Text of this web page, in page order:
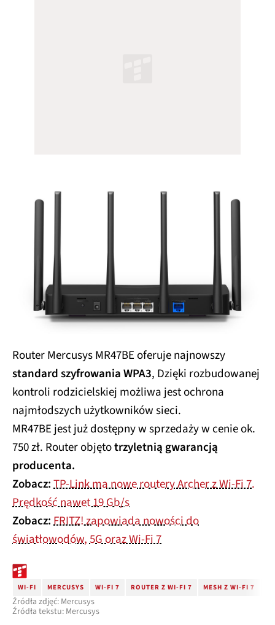
Router Mercusys MR47BE oferuje najnowszy
standard szyfrowania WPA3, Dzięki rozbudowanej
kontroli rodzicielskiej możliwa jest ochrona
najmłodszych użytkowników sieci.
MR47BE jest już dostępny w sprzedaży w cenie ok.
750 zł. Router objętotrzyletnią gwarancją
producenta.
Zobacz:TP-Link ma nowe routery Archer z Wi-Fi 7.
Prędkość nawet 19 Gb/s
Zobacz:FRITZ! zapowiada nowości do
światłowodów, 5G oraz Wi-Fi 7
WI-FI MERCUSYS WI-FI 7 ROUTER Z WI-FI 7 MESH Z WI-FI 7
Źródła zdjęć: Mercusys
Źródła tekstu: Mercusys